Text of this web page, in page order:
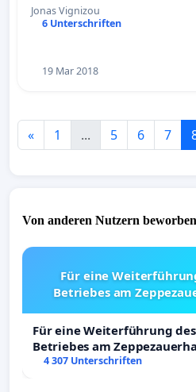
Jonas Vignizou
6 Unterschriften
19 Mar 2018
« 1 ... 5 6 7
Von anderen Nutzern
Für eine
Betriebes am
Für eine Weiterführung des
Betriebes am
4 307 Unterschriften